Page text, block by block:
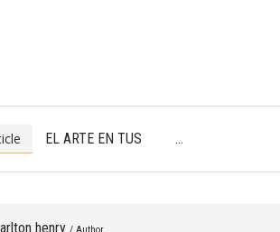
EL ARTE EN TUS
henry / Author